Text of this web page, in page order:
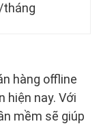
tháng
hàng offline
hiện nay. Với
mềm sẽ giúp